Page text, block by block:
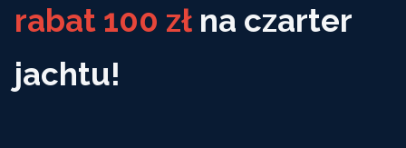
rabat 100 zł na czarter
jachtu!